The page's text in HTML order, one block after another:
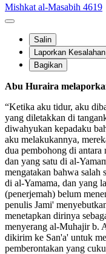
Mishkat al-Masabih 4619
Salin
Laporkan Kesalahan
Bagikan
Abu Huraira
“Ketika aku tidur, aku
yang diletakkan di
diwahyukan kepadaku
aku melakukannya,
dua pembohong di antara
dan yang satu di al-
mengatakan bahwa salah
di al-Yamama, dan yang
(penerjemah) belum
penulis Jami'
menetapkan dirinya
menyerang al-Muhajir b.
dikirim ke San'a' untuk
pemberontakan yang